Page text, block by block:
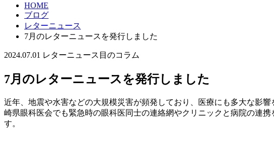
HOME
ブログ
レターニュース
7月のレターニュースを発行しました
2024.07.01 レターニュース 目のコラム
7月のレターニュースを発行しました
近年、地震や水害などの大規模災害が頻発しており、医療にも多大な影
崎県眼科医会でも緊急時の眼科医同士の連絡網やクリニックと病院の連
す。